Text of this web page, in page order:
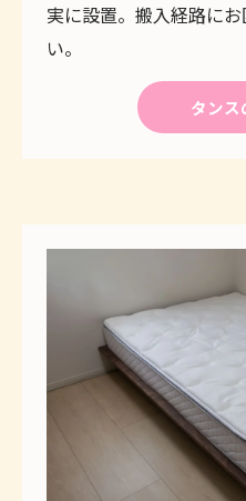
実に設置。搬入経路に
い。
タンス